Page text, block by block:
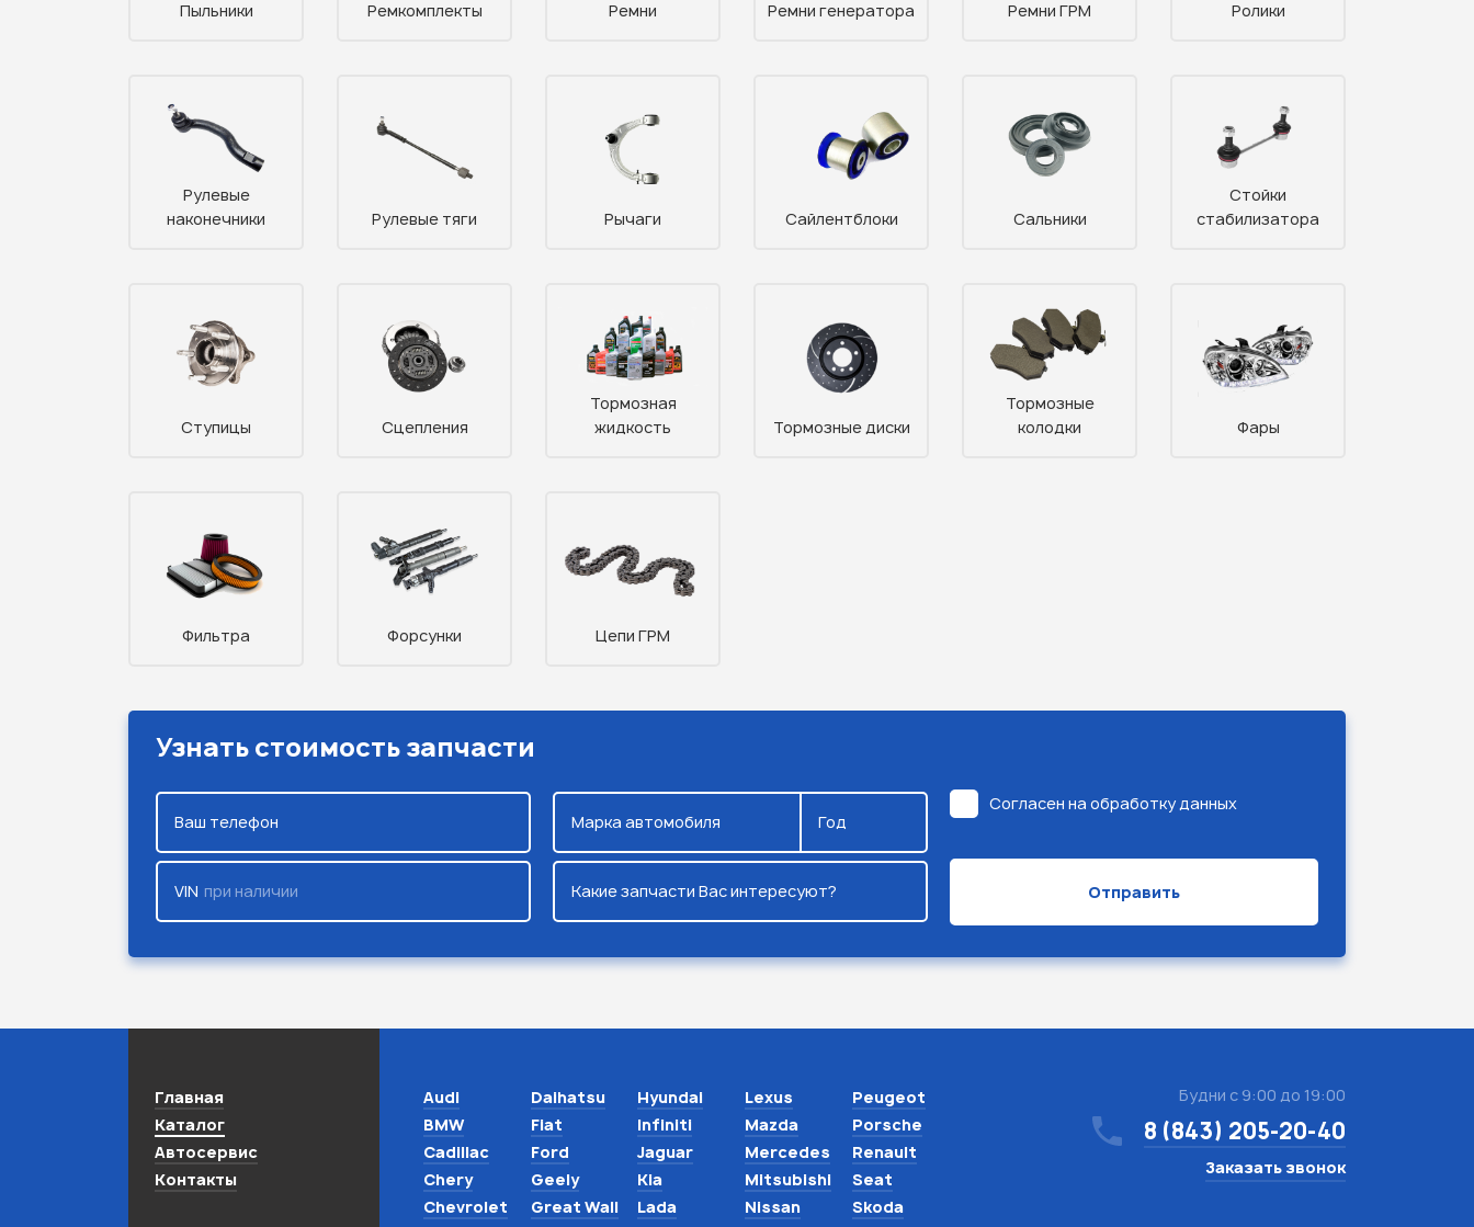
Пыльники Ремкомплекты Ремни Ремни генератора Ремни ГРМ Ролики
Рулевые
наконечники
Рулевые тяги Рычаги Сайлентблоки Сальники
Стойки
стабилизатора
Ступицы Сцепления
Тормозная
жидкость
Тормозные диски
Тормозные
колодки
Фары
Фильтра Форсунки Цепи ГРМ
Узнать стоимость запчасти
Ваш телефон
VIN при наличии
Марка автомобиля Год
Какие запчасти Вас интересуют?
Согласен на обработку данных
Главная
Каталог
Автосервис
Контакты
Audi
BMW
Cadillac
Chery
Chevrolet
Daihatsu
Fiat
Ford
Geely
Great Wall
Hyundai
Infiniti
Jaguar
Kia
Lada
Lexus
Mazda
Mercedes
Mitsubishi
Nissan
Peugeot
Porsche
Renault
Seat
Skoda
Будни с 9:00 до 19:00
8 (843) 205-20-40
Заказать звонок